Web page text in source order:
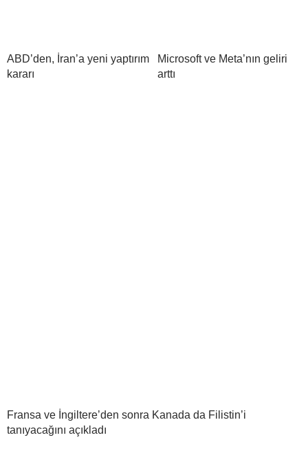
ABD’den, İran’a yeni yaptırım
kararı
Microsoft ve Meta’nın geliri
arttı
Fransa ve İngiltere’den sonra Kanada da Filistin’i
tanıyacağını açıkladı